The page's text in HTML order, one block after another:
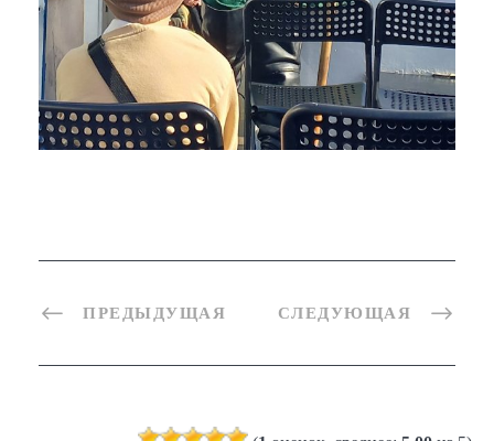
ПРЕДЫДУЩАЯ СЛЕДУЮЩАЯ